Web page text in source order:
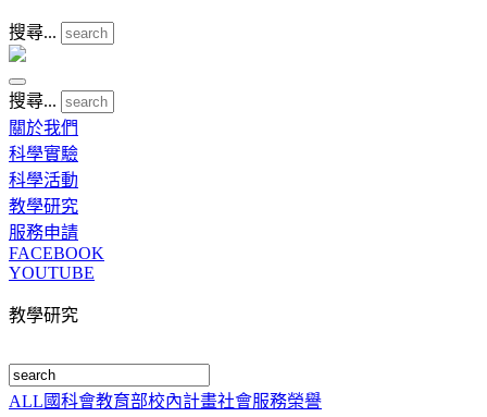
搜尋...
搜尋...
關於我們
科學實驗
科學活動
教學研究
服務申請
FACEBOOK
YOUTUBE
教學研究
ALL 國科會教育部校內計畫社會服務榮譽